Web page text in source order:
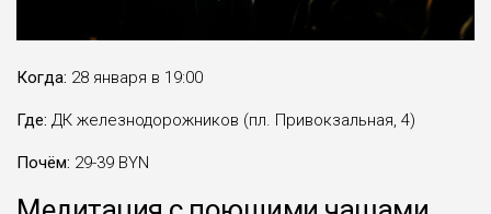
Когда: 28 января в 19:00
Где: ДК железнодорожников (пл. Привокзальная, 4)
Почём: 29-39 BYN